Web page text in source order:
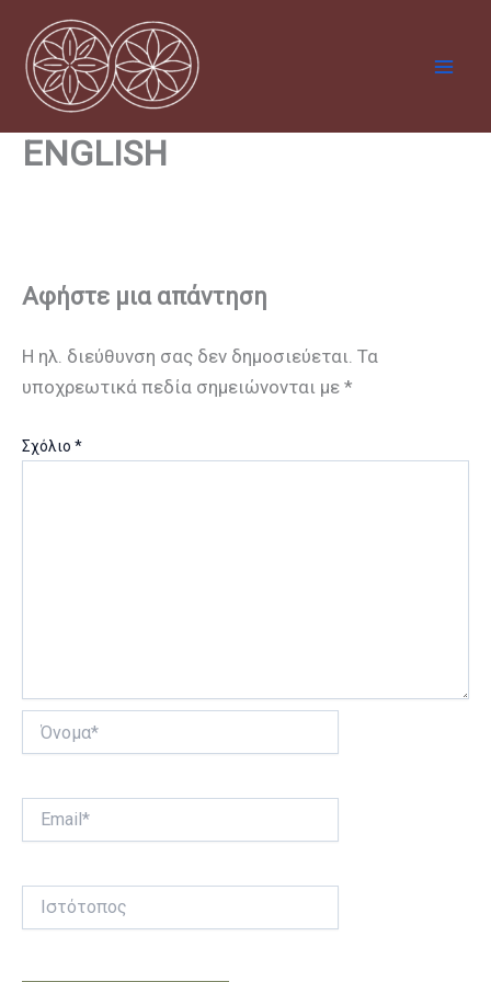
Μετάβαση
στο
περιεχόμενο
ENGLISH
Αφήστε μια απάντηση
Η ηλ. διεύθυνση σας δεν δημοσιεύεται. Τα
υποχρεωτικά πεδία σημειώνονται με *
Σχόλιο *
Ιστότοπος